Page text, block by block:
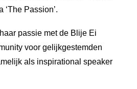
‘The Passion’.
passie met de Blije Ei
voor gelijkgestemden
als inspirational speaker